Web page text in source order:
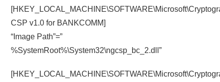
CSP v1.0 for BANKCOMM]
“Image Path”=”
%SystemRoot%\System32\ngcsp_bc_2.dll”